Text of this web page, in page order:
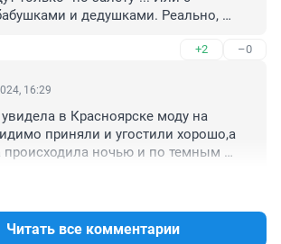
и дедушками. Реально,
кабала на всю жизнь!!!!! Зато везде
Апплодисменты🧨
+2 –0
16:29
в Красноярске моду на
приняли и угостили хорошо,а
происходила ночью и по темным
Читать все комментарии